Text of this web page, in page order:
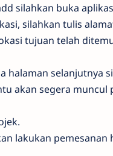
silahkan buka
silahkan tulis
tujuan telah
halaman selanjutnya
akan segera
lakukan pemesanan